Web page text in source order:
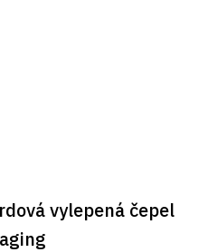
vylepená čepel